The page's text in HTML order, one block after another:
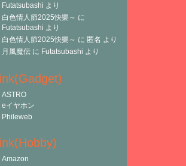
Futatsubashi より
白色情人節2025快樂～ に
Futatsubashi より
白色情人節2025快樂～ に 匿名 より
月風魔伝 に Futatsubashi より
ASTRO
eイヤホン
Phileweb
Amazon